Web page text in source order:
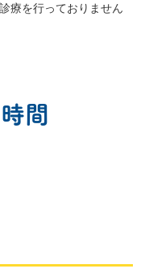
療を行っておりません
間